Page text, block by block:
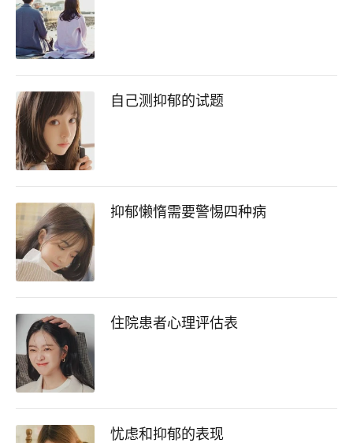
自己测抑郁的试题
抑郁懒惰需要警惕四种病
住院患者心理评估表
忧虑和抑郁的表现